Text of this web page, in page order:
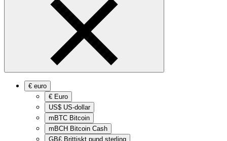
€ euro
€ Euro
US$ US-dollar
mBTC Bitcoin
mBCH Bitcoin Cash
GB£ Brittiskt pund sterling